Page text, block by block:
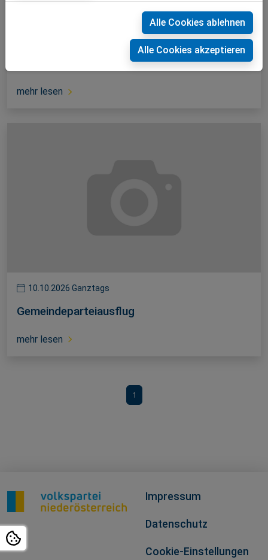
mehr lesen
10.10.2026 Ganztags
Gemeindeparteiausflug
mehr lesen
1
Impressum
Datenschutz
Cookie-Einstellungen
Alle Cookies ablehnen
Alle Cookies akzeptieren